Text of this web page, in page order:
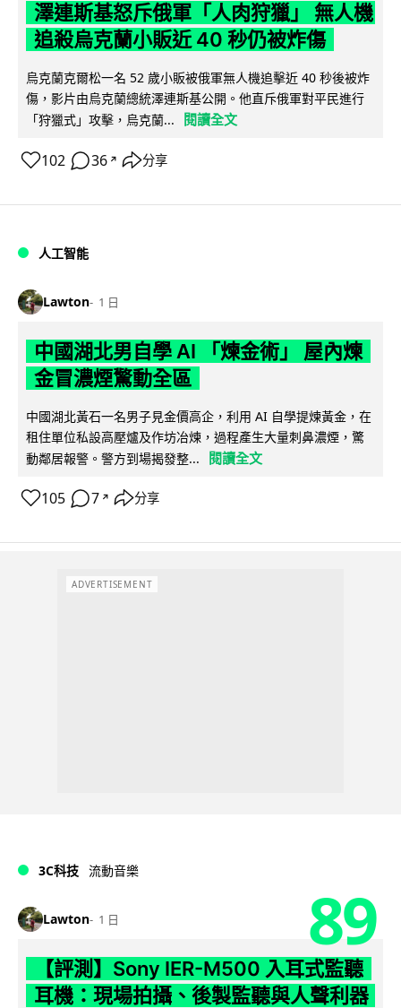
澤連斯基怒斥俄軍「人肉狩獵」 無人機
追殺烏克蘭小販近 40 秒仍被炸傷
烏克蘭克爾松一名 52 歲小販被俄軍無人機追擊近 40 秒後被炸
傷，影片由烏克蘭總統澤連斯基公開。他直斥俄軍對平民進行
「狩獵式」攻擊，烏克蘭...
閱讀全文
102 36 ↗ 分享
人工智能
Lawton 1 日
中國湖北男自學 AI 「煉金術」 屋內煉
金冒濃煙驚動全區
中國湖北黃石一名男子見金價高企，利用 AI 自學提煉黃金，在
租住單位私設高壓爐及作坊冶煉，過程產生大量刺鼻濃煙，驚
動鄰居報警。警方到場揭發整...
閱讀全文
105 7 ↗ 分享
ADVERTISEMENT
3C科技 流動音樂
Lawton 1 日 89
【評測】Sony IER-M500 入耳式監聽
耳機：現場拍攝、後製監聽與人聲利器